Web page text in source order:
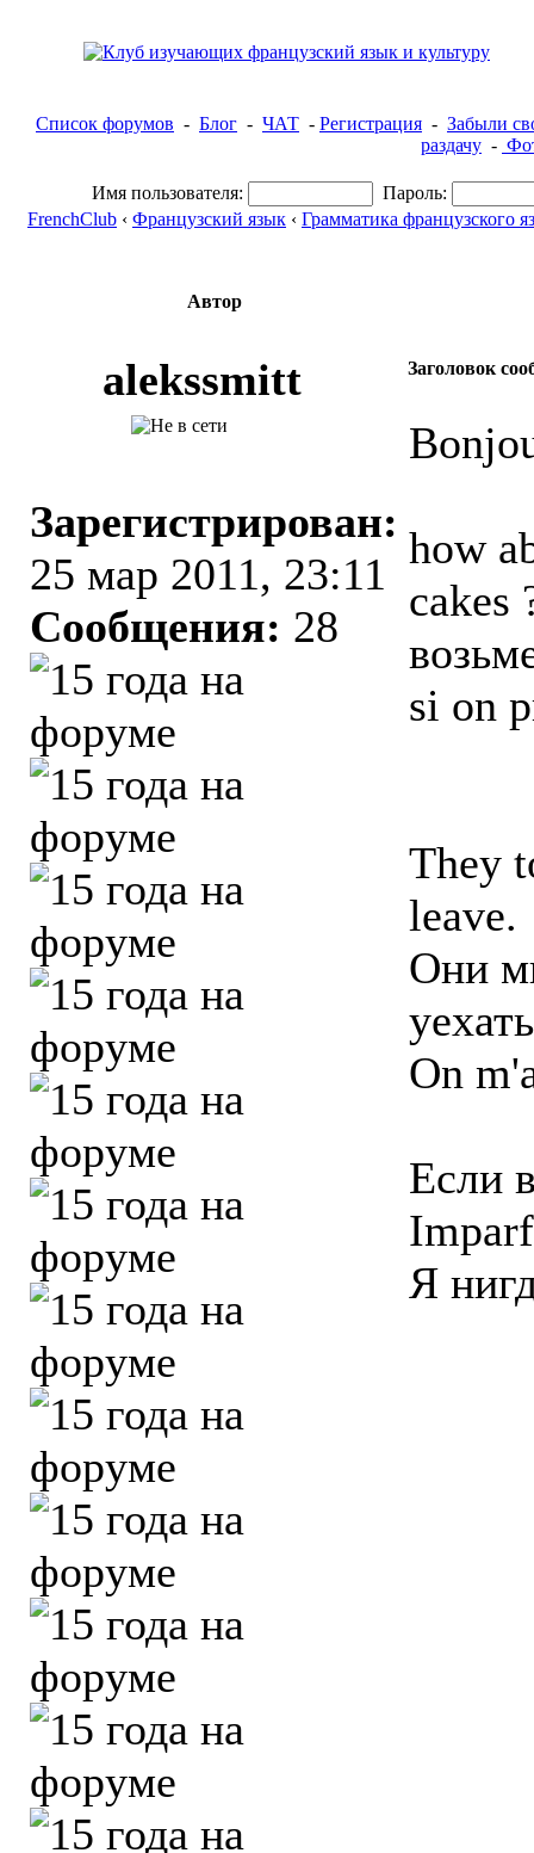
Список форумов - Блог - ЧАТ - Регистрация - Забыли
раздачу -
Имя пользователя:
Пароль:
FrenchClub ‹ Французский язык ‹ Грамматика французского
Автор
alekssmitt Заголовок
Зарегистрирован:
25 мар 2011, 23:11
Сообщения: 28
how
cakes
si on
They
leave.
Они
On
Если
Я